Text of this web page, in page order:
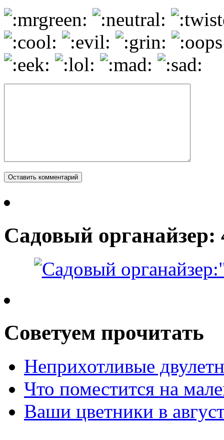
Садовый органайзер:
Советуем прочитать
Неприхотливые
Что поместится на
Ваши цветники в